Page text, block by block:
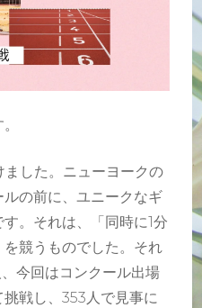
した。ニューヨークの
の前に、ユニークなギ
。それは、「同時に1分
競うものでした。それ
今回はコンクール出場
戦し、353人で見事に